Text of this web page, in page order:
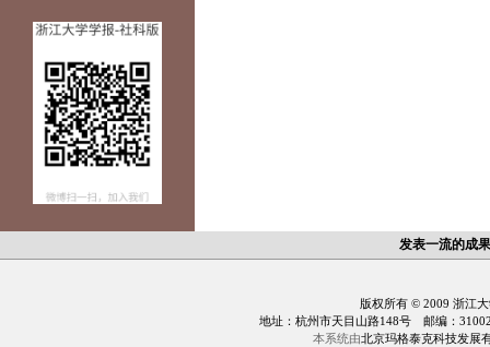
发表一流的成
版权所有 © 2009 浙江
地址：杭州市天目山路148号 邮编：
本系统由北京玛格泰克科技发展